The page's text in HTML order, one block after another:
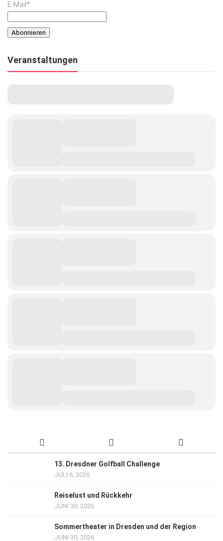
E-Mail*
Veranstaltungen
13. Dresdner Golfball Challenge
JULI 6, 2026
Reiselust und Rückkehr
JUNI 30, 2026
Sommertheater in Dresden und der Region
JUNI 30, 2026